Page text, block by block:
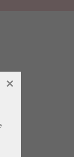
×